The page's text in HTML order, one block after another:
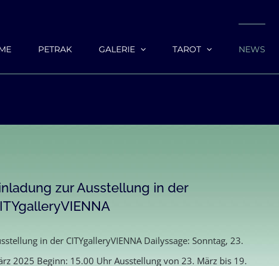
PETRAK GALERIE TAROT NEWS
zur Ausstellung in der
in der CITYgalleryVIENNA Dailyssage: Sonntag, 23.
2025 Beginn: 15.00 Uhr Ausstellung von 23. März bis 19.